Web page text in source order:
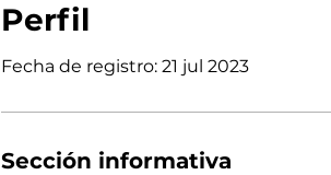
Perfil
Fecha de registro: 21 jul 2023
Sección informativa